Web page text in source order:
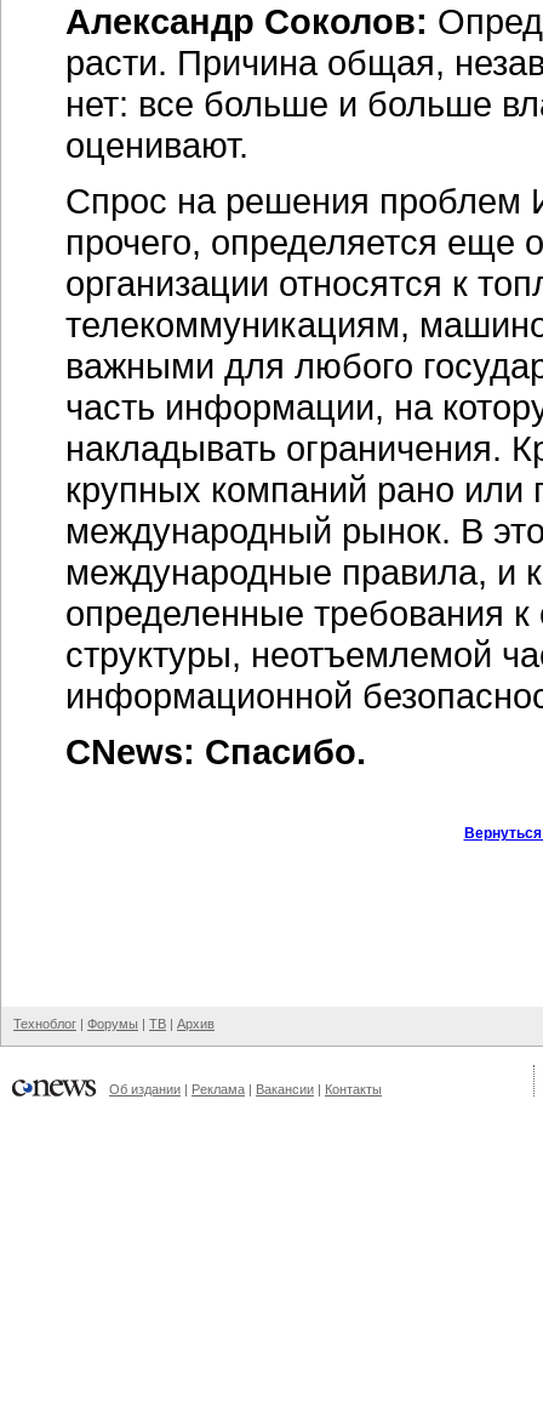
Александр Соколов:
расти. Причина общая,
нет: все больше и больше
оценивают.
Спрос на решения проблем
прочего, определяется
организации относятся к
телекоммуникациям,
важными для любого
часть информации, на
накладывать ограничения.
крупных компаний рано или
международный рынок. В
международные правила, и
определенные требования
структуры, неотъемлемой
информационной
CNews: Спасибо.
Техноблог | Форумы | ТВ | Архив
Об издании | Реклама | Вакансии | Контакты